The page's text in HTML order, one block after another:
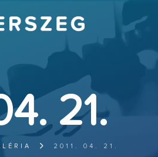
21.
2011. 04. 21.